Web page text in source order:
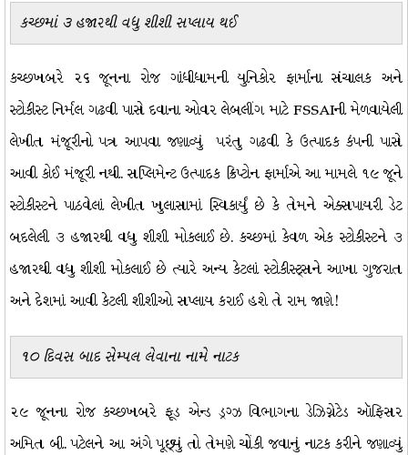
કચ્છમાં ૩ હજારથી વધુ શીશી સપ્લાય થઈ
કચ્છખબરે ૨૬ જૂનના રોજ ગાંધીધામની યુનિકોર ફાર્માના સંચાલક અને
સ્ટોકીસ્ટ નિર્મલ ગઢવી પાસે દવાના ઓવર લેબલીંગ માટે FSSAIની મેળવાયેલી
લેખીત મંજૂરીનો પત્ર આપવા જણાવ્યું પરંતુ ગઢવી કે ઉત્પાદક કંપની પાસે
આવી કોઈ મંજૂરી નથી. સપ્લિમેન્ટ ઉત્પાદક ક્રિપ્ટોન ફાર્માએ આ મામલે ૧૯ જૂને
સ્ટોકીસ્ટને પાઠવેલાં લેખીત ખુલાસામાં સ્વિકાર્યું છે કે તેમને એક્સપાયરી ડેટ
બદલેલી ૩ હજારથી વધુ શીશી મોકલાઈ છે. કચ્છમાં કેવળ એક સ્ટોકીસ્ટને ૩
હજારથી વધુ શીશી મોકલાઈ છે ત્યારે અન્ય કેટલાં સ્ટોકીસ્ટ્સને આખા ગુજરાત
અને દેશમાં આવી કેટલી શીશીઓ સપ્લાય કરાઈ હશે તે રામ જાણે!
૧૦ દિવસ બાદ સેમ્પલ લેવાના નામે નાટક
૨૯ જૂનના રોજ કચ્છખબરે ફૂડ એન્ડ ડ્રગ્ઝ વિભાગના ડેઝિગ્નેટેડ ઑફિસર
અમિત બી. પટેલને આ અંગે પૂછ્યું તો તેમણે ચોંકી જવાનું નાટક કરીને જણાવ્યું